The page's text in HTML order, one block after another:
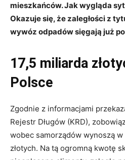
mieszkańców. Jak wygląda
Okazuje się, że zaległości z
wywóz odpadów sięgają już
17,5 miliarda
Polsce
Zgodnie z informacjami
Rejestr Długów (KRD),
wobec samorządów wynoszą
złotych. Na tą ogromną kwotę